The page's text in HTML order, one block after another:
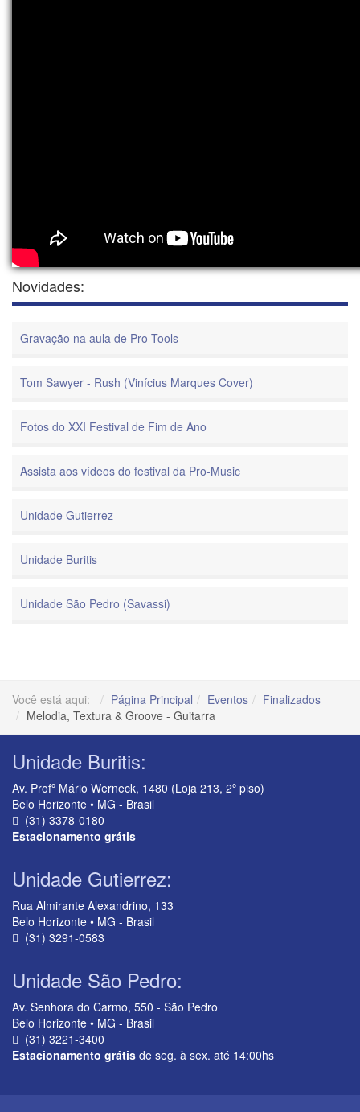
Novidades:
Gravação na aula de Pro-Tools
Tom Sawyer - Rush (Vinícius Marques Cover)
Fotos do XXI Festival de Fim de Ano
Assista aos vídeos do festival da Pro-Music
Unidade Gutierrez
Unidade Buritis
Unidade São Pedro (Savassi)
Você está aqui: Página Principal Eventos
Finalizados
Melodia, Textura & Groove - Guitarra
Unidade Buritis:
Av. Profº Mário Werneck, 1480 (Loja 213, 2º piso)
Belo Horizonte • MG - Brasil
(31) 3378-0180
Estacionamento grátis
Unidade Gutierrez:
Rua Almirante Alexandrino, 133
Belo Horizonte • MG - Brasil
(31) 3291-0583
Unidade São Pedro:
Av. Senhora do Carmo, 550 - São Pedro
Belo Horizonte • MG - Brasil
(31) 3221-3400
Estacionamento grátis de seg. à sex. até 14:00hs